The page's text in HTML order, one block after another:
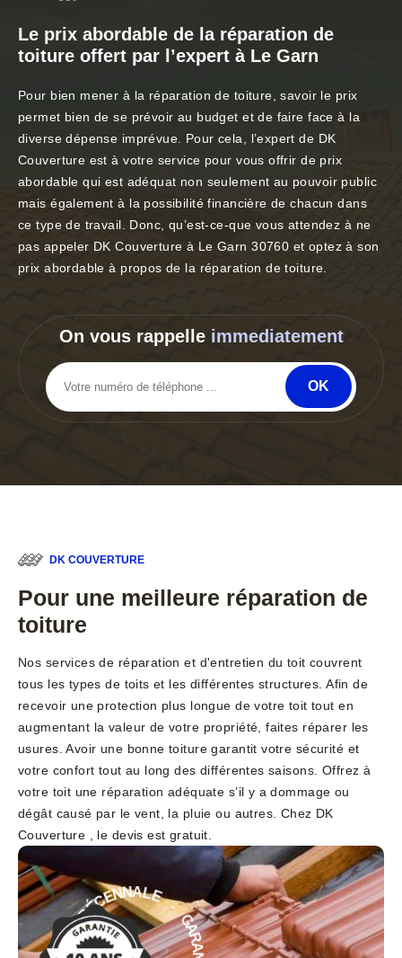
Le prix abordable de la réparation de
toiture offert par l’expert à Le Garn
Pour bien mener à la réparation de toiture, savoir le prix
permet bien de se prévoir au budget et de faire face à la
diverse dépense imprévue. Pour cela, l’expert de DK
Couverture est à votre service pour vous offrir de prix
abordable qui est adéquat non seulement au pouvoir public
mais également à la possibilité financière de chacun dans
ce type de travail. Donc, qu’est-ce-que vous attendez à ne
pas appeler DK Couverture à Le Garn 30760 et optez à son
prix abordable à propos de la réparation de toiture.
On vous rappelle immediatement
DK COUVERTURE
Pour une meilleure réparation de
toiture
Nos services de réparation et d'entretien du toit couvrent
tous les types de toits et les différentes structures. Afin de
recevoir une protection plus longue de votre toit tout en
augmentant la valeur de votre propriété, faites réparer les
usures. Avoir une bonne toiture garantit votre sécurité et
votre confort tout au long des différentes saisons. Offrez à
votre toit une réparation adéquate s’il y a dommage ou
dégât causé par le vent, la pluie ou autres. Chez DK
Couverture , le devis est gratuit.
D
É
C
E
N
NALE - GAR
A
N
T
I
E